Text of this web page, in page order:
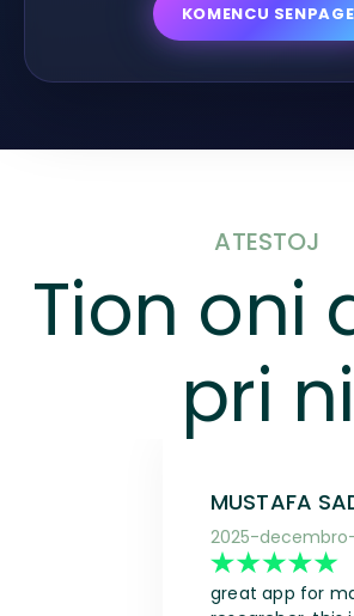
KOMENCU SENPAGE
ATESTOJ
Tion oni
pri ni
MUSTAFA
2025-
great app for